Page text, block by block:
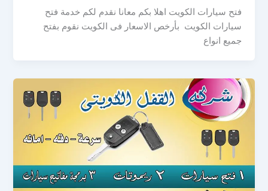
فتح سيارات الكويت اهلا بكم معانا نقدم لكم خدمة فتح
سيارات الكويت بأرخص الاسعار فى الكويت نقوم بفتح
جميع انواع